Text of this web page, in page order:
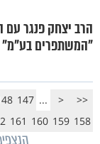
הרב יצחק פנגר עם
"המשתפרים בע"מ"
<<
<
...
147
158
159
160
161